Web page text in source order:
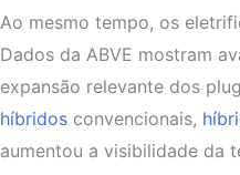
Ao mesmo tempo, os
Dados da ABVE mostram
expansão relevante dos
híbridos convencionais,
aumentou a visibilidade da